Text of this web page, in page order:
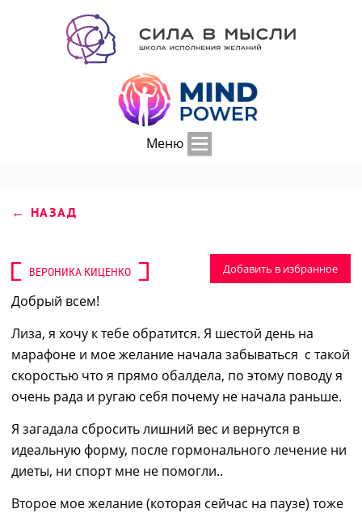
Меню
← НАЗАД
Добавить в избранное
ВЕРОНИКА КИЦЕНКО
Добрый всем!
Лиза, я хочу к тебе обратится. Я шестой день на
марафоне и мое желание начала забываться с такой
скоростью что я прямо обалдела, по этому поводу я
очень рада и ругаю себя почему не начала раньше.
Я загадала сбросить лишний вес и вернутся в
идеальную форму, после гормонального лечение ни
диеты, ни спорт мне не помогли..
Второе мое желание (которая сейчас на паузе) тоже